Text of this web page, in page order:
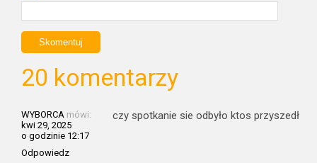
20 komentarzy
WYBORCA mówi:
kwi 29, 2025
o godzinie 12:17
Odpowiedz
czy spotkanie sie odbyło ktos przyszedł